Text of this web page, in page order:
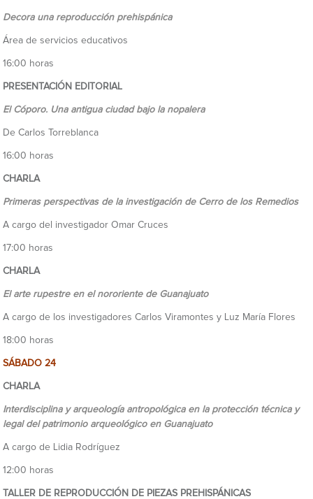
Decora una reproducción prehispánica
Área de servicios educativos
16:00 horas
PRESENTACIÓN EDITORIAL
El Cóporo. Una antigua ciudad bajo la nopalera
De Carlos Torreblanca
16:00 horas
CHARLA
Primeras perspectivas de la investigación de Cerro de los Remedios
A cargo del investigador Omar Cruces
17:00 horas
CHARLA
El arte rupestre en el nororiente de Guanajuato
A cargo de los investigadores Carlos Viramontes y Luz María Flores
18:00 horas
SÁBADO 24
CHARLA
Interdisciplina y arqueología antropológica en la protección técnica y
legal del patrimonio arqueológico en Guanajuato
A cargo de Lidia Rodríguez
12:00 horas
TALLER DE REPRODUCCIÓN DE PIEZAS PREHISPÁNICAS